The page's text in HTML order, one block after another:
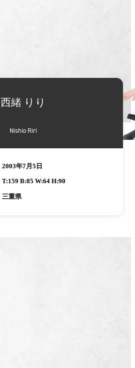
西緒 りり
Nishio Riri
2003年7月5日
T:159 B:85 W:64 H:90
三重県